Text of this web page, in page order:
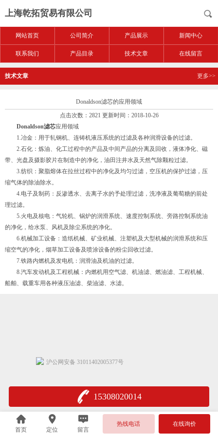
上海乾拓贸易有限公司
网站首页 公司简介 产品展示 新闻中心
联系我们 产品目录 技术文章 在线留言
技术文章 更多>>
Donaldson滤芯的应用领域
点击次数：2821 更新时间：2018-10-26
Donaldson滤芯应用领域
1.冶金：用于轧钢机、连铸机液压系统的过滤及各种润滑设备的过滤。
2.石化：炼油、化工过程中的产品及中间产品的分离及回收，液体净化、磁
带、光盘及摄影胶片在制造中的净化，油田注井水及天然气除颗粒过滤。
3.纺织：聚脂熔体在拉丝过程中的净化及均匀过滤，空压机的保护过滤，压
缩气体的除油除水。
4.电子及制药：反渗透水、去离子水的予处理过滤，洗净液及葡萄糖的前处
理过滤。
5.火电及核电：气轮机、锅炉的润滑系统、速度控制系统、旁路控制系统油
的净化，给水泵、风机及除尘系统的净化。
6.机械加工设备：造纸机械、矿业机械、注塑机及大型机械的润滑系统和压
缩空气的净化，烟草加工设备及喷涂设备的粉尘回收过滤。
7.铁路内燃机及发电机：润滑油及机油的过滤。
8.汽车发动机及工程机械：内燃机用空气滤、机油滤、燃油滤、工程机械、
船舶、载重车用各种液压油滤、柴油滤、水滤。
15308020014
首页 定位 留言
热线电话 在线询价
沪公网安备 31011402005377号